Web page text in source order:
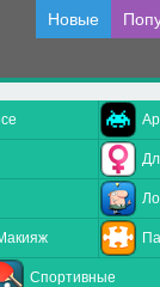
Новые
Спортивные